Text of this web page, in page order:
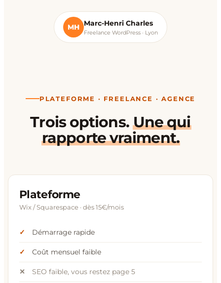
MH Marc-Henri Charles
Freelance WordPress · Lyon
PLATEFORME · FREELANCE · AGENCE
Trois options. Une qui
rapporte vraiment.
Plateforme
Wix / Squarespace · dès 15€/mois
Démarrage rapide
Coût mensuel faible
SEO faible, vous restez page 5